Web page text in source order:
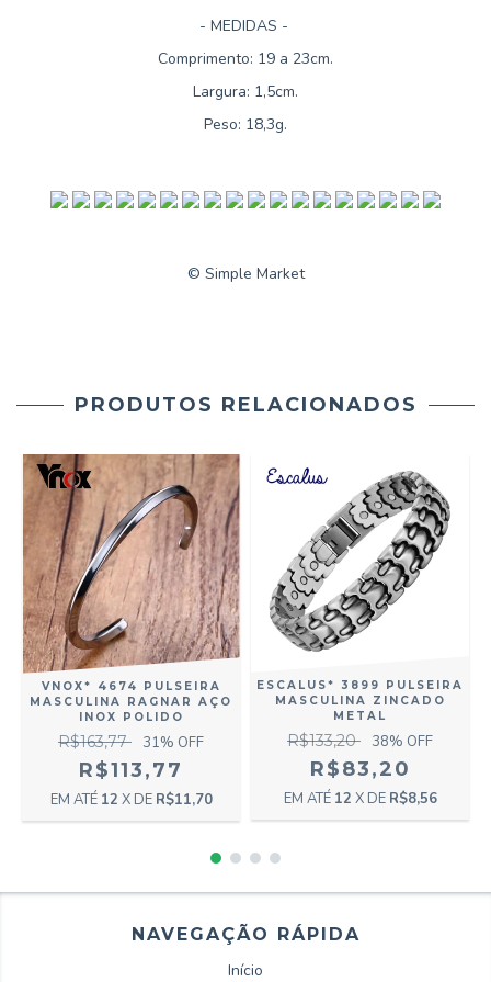
- MEDIDAS -
Comprimento: 19 a 23cm.
Largura: 1,5cm.
Peso: 18,3g.
© Simple Market
PRODUTOS RELACIONADOS
VNOX* 4674 PULSEIRA
MASCULINA RAGNAR AÇO
INOX POLIDO
R$163,77 31% OFF
R$113,77
12 X DE R$11,70
ESCALUS* 3899 PULSEIRA
MASCULINA ZINCADO
METAL
R$133,20 38% OFF
R$83,20
12 X DE R$8,56
NAVEGAÇÃO RÁPIDA
Início